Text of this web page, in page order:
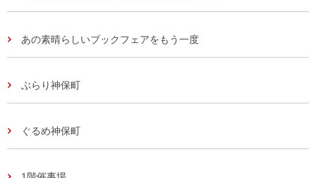
あの素晴らしいブックフェアをもう一度
ぶらり神保町
ぐるめ神保町